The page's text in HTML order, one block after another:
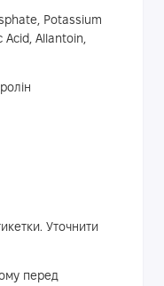
Potassium
Allantoin,
Уточнити
перед